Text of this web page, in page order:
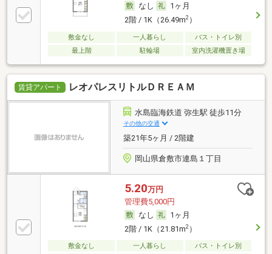
なし
1ヶ月
2階 / 1K（26.49m2）
敷金なし 一人暮らし
バス・トイレ別
最上階
駐輪場 室内洗濯機置き場
賃貸アパート レオパレスリトルＤＲＥＡＭ
水島臨海鉄道 弥生駅 徒歩11分
その他の交通
築21年5ヶ月 / 2階建
岡山県倉敷市連島１丁目
5.20万円
管理費5,000円
なし
1ヶ月
2階 / 1K（21.81m2）
敷金なし 一人暮らし バス・トイレ別